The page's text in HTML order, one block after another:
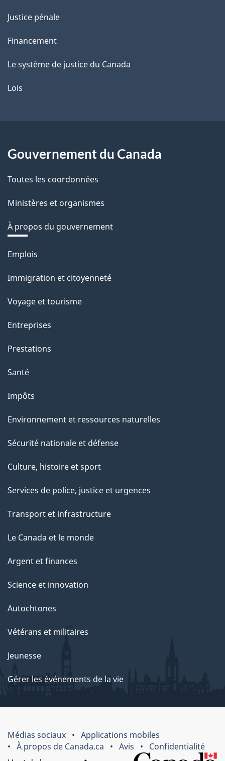
Justice pénale
Financement
Le système de justice du Canada
Lois
Gouvernement du Canada
Toutes les coordonnées
Ministères et organismes
À propos du gouvernement
Thèmes
sujets
Emplois
Immigration et citoyenneté
Voyage et tourisme
Entreprises
Prestations
Santé
Impôts
Environnement et ressources naturelles
Sécurité nationale et défense
Culture, histoire et sport
Services de police, justice et urgences
Transport et infrastructure
Le Canada et le monde
Argent et finances
Science et innovation
Autochtones
Vétérans et militaires
Jeunesse
Gérer les événements de la vie
Médias sociaux
Applications mobiles
À propos de Canada.ca
Avis
Confidentialité